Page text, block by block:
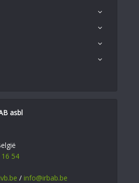
asbl
54
/ info@irbab.be